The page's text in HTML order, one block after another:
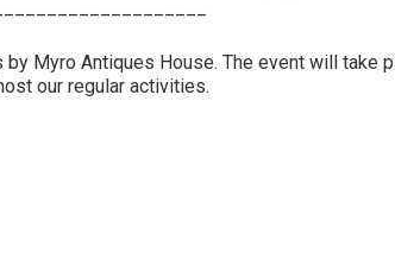
Myro Antiques House. The event will take
our regular activities.